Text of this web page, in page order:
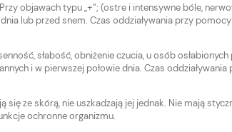
objawach typu „+”; (ostre i intensywne bóle,
lub przed snem. Czas oddziaływania przy pomocy
słabość, obniżenie czucia, u osób osłabionych
i w pierwszej połowie dnia. Czas oddziaływania
ze skórą, nie uszkadzają jej jednak. Nie mają
ochronne organizmu.